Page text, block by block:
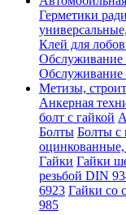
Герметики
Клей для
Обслуживание
Обслуживание
Метизы,
Анкерная
болт с гайкой
Болты Болты с
Гайки Гайки
резьбой DIN
6923 Гайки со
985